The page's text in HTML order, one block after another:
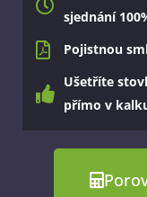
sjednání
Pojistnou
Ušetříte
přímo v